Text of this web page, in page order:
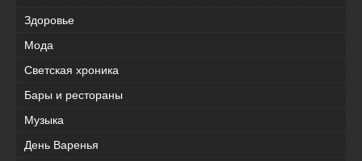
Здоровье
Мода
Светская хроника
Бары и рестораны
Музыка
День Варенья